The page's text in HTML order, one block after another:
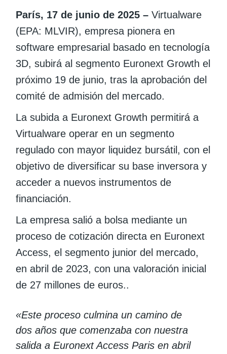
París, 17 de junio de 2025 –Virtualware
(EPA: MLVIR), empresa pionera en
software empresarial basado en tecnología
3D, subirá al segmento Euronext Growth el
próximo 19 de junio, tras la aprobación del
comité de admisión del mercado.
La subida a Euronext Growth permitirá a
Virtualware operar en un segmento
regulado con mayor liquidez bursátil, con el
objetivo de diversificar su base inversora y
acceder a nuevos instrumentos de
financiación.
La empresa salió a bolsa mediante un
proceso de cotización directa en Euronext
Access, el segmento junior del mercado,
en abril de 2023, con una valoración inicial
de 27 millones de euros..
«Este proceso culmina un camino de
dos años que comenzaba con nuestra
salida a Euronext Access Paris en abril